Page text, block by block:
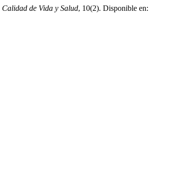
Calidad de Vida y Salud, 10(2). Disponible en: